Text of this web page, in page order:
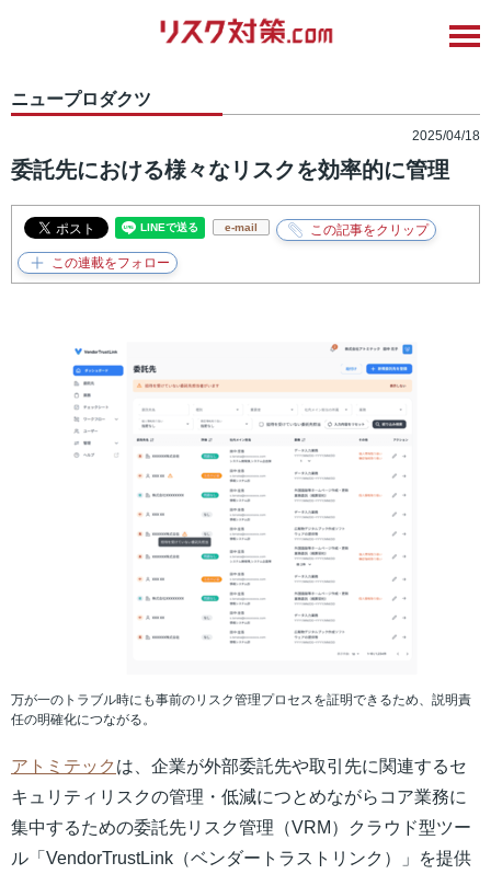
ニュープロダクツ
2025/04/18
委託先における様々なリスクを効率的に管理
e-mail
万が一のトラブル時にも事前のリスク管理プロセスを証明できるため、説明責
任の明確化につながる。
アトミテック は、企業が外部委託先や取引先に関連するセ
キュリティリスクの管理・低減につとめながらコア業務に
集中するための委託先リスク管理（VRM）クラウド型ツー
ル「VendorTrustLink（ベンダートラストリンク）」を提供